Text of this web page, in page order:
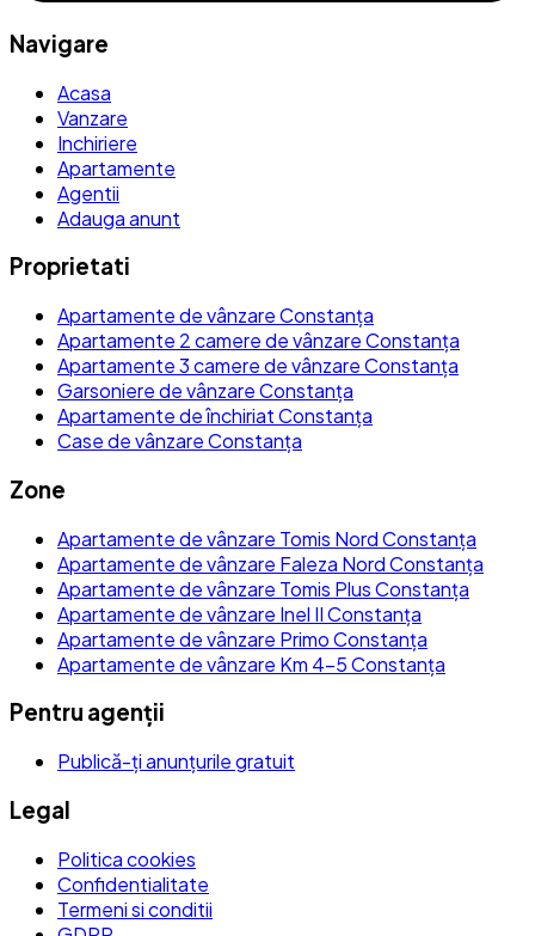
Navigare
Acasa
Vanzare
Inchiriere
Apartamente
Agentii
Adauga anunt
Proprietati
Apartamente de vânzare Constanța
Apartamente 2 camere de vânzare Constanța
Apartamente 3 camere de vânzare Constanța
Garsoniere de vânzare Constanța
Apartamente de închiriat Constanța
Case de vânzare Constanța
Zone
Apartamente de vânzare Tomis Nord Constanța
Apartamente de vânzare Faleza Nord Constanța
Apartamente de vânzare Tomis Plus Constanța
Apartamente de vânzare Inel II Constanța
Apartamente de vânzare Primo Constanța
Apartamente de vânzare Km 4-5 Constanța
Pentru agenții
Publică-ți anunțurile gratuit
Legal
Politica cookies
Confidentialitate
Termeni si conditii